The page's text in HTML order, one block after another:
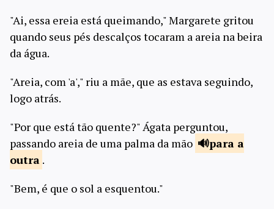
"Ai, essa ereia está queimando," Margarete gritou
quando seus pés descalços tocaram a areia na beira
da água.
"Areia, com 'a'," riu a mãe, que as estava seguindo,
logo atrás.
"Por que está tão quente?" Ágata perguntou,
passando areia de uma palma da mão
para a
outra .
"Bem, é que o sol a esquentou."